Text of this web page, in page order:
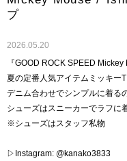
プ
2026.05.20
『GOOD ROCK SPEED Mickey
夏の定番人気アイテムミッキーT
デニム合わせでシンプルに着る
シューズはスニーカーでラフに
※シューズはスタッフ私物
▷Instagram: @kanako3833